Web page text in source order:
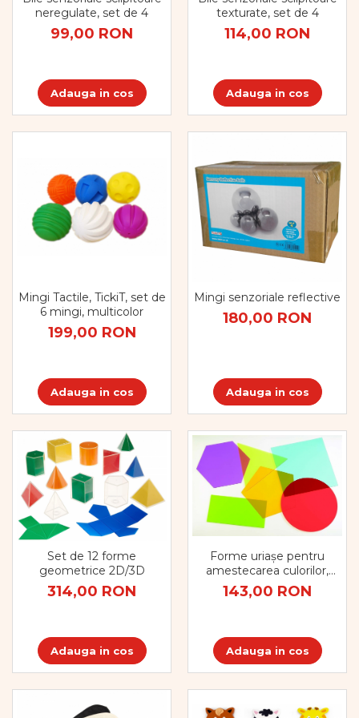
neregulate, set de 4
99,00 RON
Adauga in cos
texturate, set de 4
114,00 RON
Adauga in cos
Mingi Tactile, TickiT, set de
6 mingi, multicolor
199,00 RON
Adauga in cos
Mingi senzoriale reflective
180,00 RON
Adauga in cos
Set de 12 forme
geometrice 2D/3D
314,00 RON
Adauga in cos
Forme uriașe pentru
amestecarea culorilor,
TickiT, set de 6 elemente,
multicolor
143,00 RON
Adauga in cos